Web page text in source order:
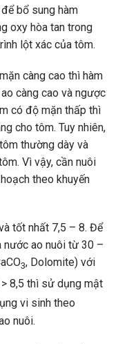
bổ sung hàm
oxy hòa tan trong
lột xác của tôm.
càng cao thì hàm
càng cao và ngược
có độ mặn thấp thì
cho tôm. Tuy nhiên,
thường dày và
Vì vậy, cần nuôi
theo khuyến
tốt nhất 7,5 – 8. Để
nước ao nuôi từ 30 –
3, Dolomite) với
8,5 thì sử dụng mật
vi sinh theo
nuôi.